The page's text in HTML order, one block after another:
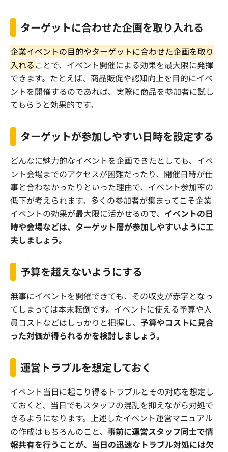
ターゲットに合わせた企画を取り入れる
企業イベントの目的やターゲットに合わせた企画を取り
入れることで、イベント開催による効果を最大限に発揮
できます。たとえば、商品販促や認知向上を目的にイベ
ントを開催するのであれば、実際に商品を参加者に試し
てもらうと効果的です。
ターゲットが参加しやすい日時を設定する
どんなに魅力的なイベントを企画できたとしても、イベ
ント会場までのアクセスが困難だったり、開催日時が仕
事と合わなかったりといった理由で、イベント参加率の
低下が考えられます。多くの参加者が集まってこそ企業
イベントの効果が最大限に活かせるので、 イベントの日
時や会場などは、ターゲット層が参加しやすいように工
夫しましょう。
予算を超えないようにする
無事にイベントを開催できても、その収支が赤字となっ
てしまっては本末転倒です。イベントに使える予算や人
員コストなどはしっかりと把握し、 予算やコストに見合
った対価が得られるかを検討しましょう。
運営トラブルを想定しておく
イベント当日に起こり得るトラブルとその対応を想定し
ておくと、当日でもスタッフの混乱を抑えながら対処で
きるようになります。上述したイベント運営マニュアル
の作成はもちろんのこと、 事前に運営スタッフ同士で情
報共有を行うことが、当日の迅速なトラブル対処には欠